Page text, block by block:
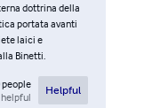
dottrina della
portata avanti
laici e
Binetti.
people
Helpful